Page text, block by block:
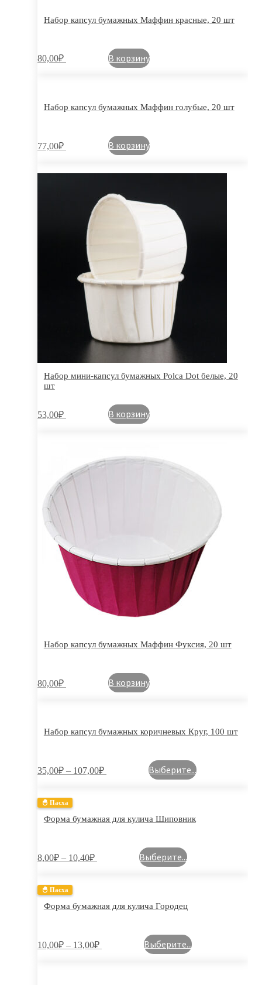
Набор капсул бумажных Маффин красные, 20 шт
80,00₽ В корзину
Набор капсул бумажных Маффин голубые, 20 шт
77,00₽ В корзину
Набор мини-капсул бумажных Polca Dot белые, 20
шт
53,00₽ В корзину
Набор капсул бумажных Маффин Фуксия, 20 шт
80,00₽ В корзину
Набор капсул бумажных коричневых Круг, 100 шт
35,00₽ – 107,00₽ Выберите...
🐣 Пасха
Форма бумажная для кулича Шиповник
8,00₽ – 10,40₽ Выберите...
🐣 Пасха
Форма бумажная для кулича Городец
10,00₽ – 13,00₽ Выберите...